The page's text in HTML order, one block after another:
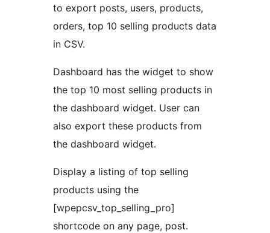
to export posts, users, products,
orders, top 10 selling products data
in CSV.
Dashboard has the widget to show
the top 10 most selling products in
the dashboard widget. User can
also export these products from
the dashboard widget.
Display a listing of top selling
products using the
[wpepcsv_top_selling_pro]
shortcode on any page, post.